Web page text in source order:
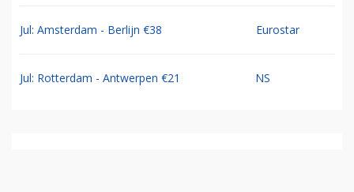
Jul: Amsterdam - Berlijn €38 Eurostar
Jul: Rotterdam - Antwerpen €21 NS